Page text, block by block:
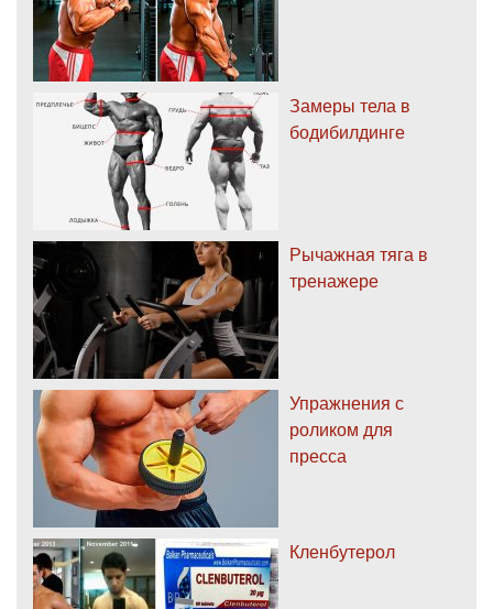
Замеры тела в
бодибилдинге
Рычажная тяга в
тренажере
Упражнения с
роликом для
пресса
Кленбутерол